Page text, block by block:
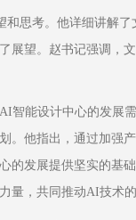
和思考。他详细讲解
展望。赵书记强调，
智能设计中心的发展
。他指出，通过加强
的发展提供坚实的基
量，共同推动AI技术